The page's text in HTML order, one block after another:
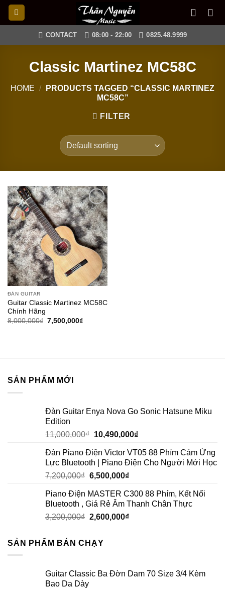
Skip
CONTACT 08:00 - 22:00 0825.48.9999
Classic Martinez MC58C
HOME /
PRODUCTS TAGGED “CLASSIC MARTINEZ
MC58C”
FILTER
Add to
wishlist
ĐÀN GUITAR
Guitar Classic Martinez MC58C
Chính Hãng
8,000,000₫ 7,500,000₫
SẢN PHẨM MỚI
Đàn Guitar Enya Nova Go Sonic Hatsune Miku
Edition
11,000,000₫ 10,490,000₫
Đàn Piano Điện Victor VT05 88 Phím Cảm Ứng
Lực Bluetooth | Piano Điện Cho Người Mới Học
7,200,000₫ 6,500,000₫
Piano Điện MASTER C300 88 Phím, Kết Nối
Bluetooth , Giá Rẻ Âm Thanh Chân Thực
3,200,000₫ 2,600,000₫
SẢN PHẨM BÁN CHẠY
Guitar Classic Ba Đờn Dam 70 Size 3/4 Kèm
Bao Da Dày